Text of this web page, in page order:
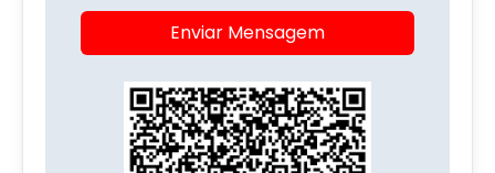
Enviar Mensagem